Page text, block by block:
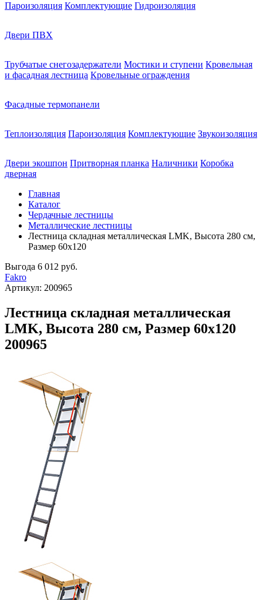
Пароизоляция Комплектующие Гидроизоляция
Двери ПВХ
Трубчатые снегозадержатели Мостики и ступени Кровельная
и фасадная лестница Кровельные ограждения
Фасадные термопанели
Теплоизоляция Пароизоляция Комплектующие Звукоизоляция
Двери экошпон Притворная планка Наличники Коробка
дверная
Главная
Каталог
Чердачные лестницы
Металлические лестницы
Лестница складная металлическая LMK, Высота 280 см,
Размер 60х120
Выгода 6 012 руб.
Fakro
Артикул: 200965
Лестница складная металлическая
LMK, Высота 280 см, Размер 60х120
200965